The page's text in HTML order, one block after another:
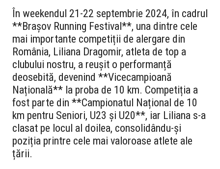
În weekendul 21-22 septembrie 2024, în cadrul
**Brașov Running Festival**, una dintre cele
mai importante competiții de alergare din
România, Liliana Dragomir, atleta de top a
clubului nostru, a reușit o performanță
deosebită, devenind **Vicecampioană
Națională** la proba de 10 km. Competiția a
fost parte din **Campionatul Național de 10
km pentru Seniori, U23 și U20**, iar Liliana s-a
clasat pe locul al doilea, consolidându-și
poziția printre cele mai valoroase atlete ale
țării.